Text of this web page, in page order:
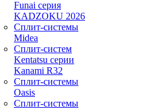
Funai серия
KADZOKU 2026
Сплит-системы
Midea
Сплит-систем
Kentatsu серии
Kanami R32
Сплит-системы
Oasis
Сплит-системы